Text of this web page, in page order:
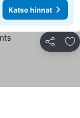
Katso hinnat
Jaa